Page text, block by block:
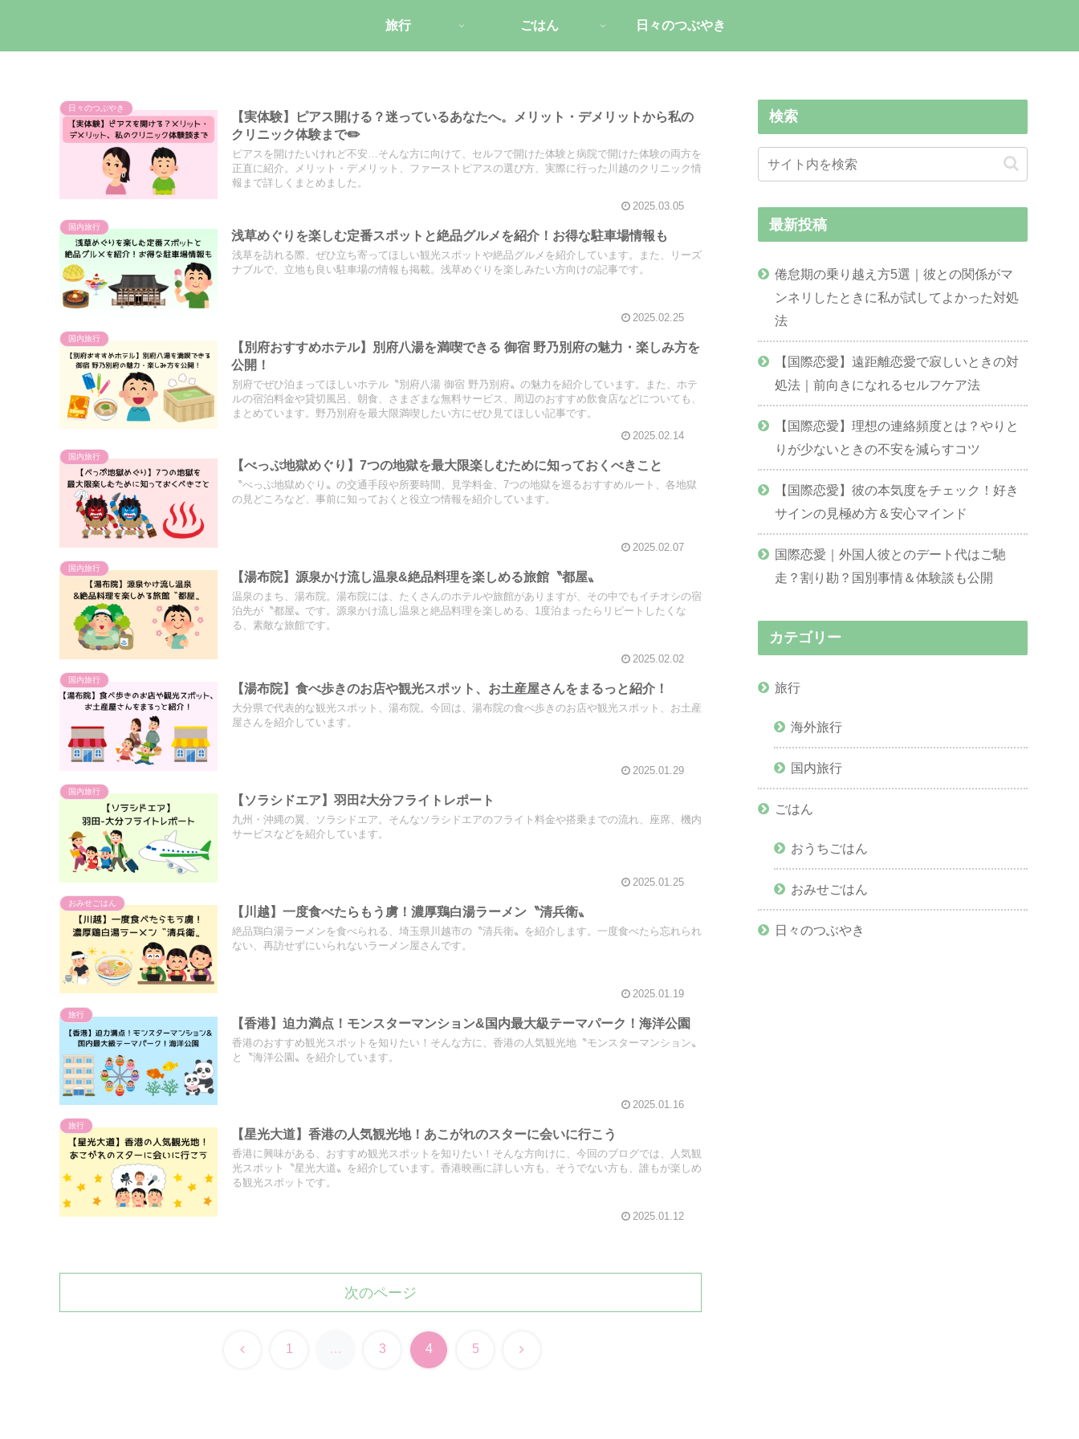
旅行 ごはん 日々のつぶやき
日々のつぶやき
【実体験】ピアス開ける？迷っているあなたへ。メリット・デメリットから私の
クリニック体験まで✏️
ピアスを開けたいけれど不安…そんな方に向けて、セルフで開けた体験と病院で開けた体験の両方を
正直に紹介。メリット・デメリット、ファーストピアスの選び方、実際に行った川越のクリニック情
報まで詳しくまとめました。
2025.03.05
国内旅行
浅草めぐりを楽しむ定番スポットと絶品グルメを紹介！お得な駐車場情報も
浅草を訪れる際、ぜひ立ち寄ってほしい観光スポットや絶品グルメを紹介しています。また、リーズ
ナブルで、立地も良い駐車場の情報も掲載。浅草めぐりを楽しみたい方向けの記事です。
2025.02.25
国内旅行
【別府おすすめホテル】別府八湯を満喫できる 御宿 野乃別府の魅力・楽しみ方を
公開！
別府でぜひ泊まってほしいホテル〝別府八湯 御宿 野乃別府〟の魅力を紹介しています。また、ホテ
ルの宿泊料金や貸切風呂、朝食、さまざまな無料サービス、周辺のおすすめ飲食店などについても、
まとめています。野乃別府を最大限満喫したい方にぜひ見てほしい記事です。
2025.02.14
国内旅行
【べっぷ地獄めぐり】7つの地獄を最大限楽しむために知っておくべきこと
〝べっぷ地獄めぐり〟の交通手段や所要時間、見学料金、7つの地獄を巡るおすすめルート、各地獄
の見どころなど、事前に知っておくと役立つ情報を紹介しています。
2025.02.07
国内旅行
【湯布院】源泉かけ流し温泉&絶品料理を楽しめる旅館〝都屋〟
温泉のまち、湯布院。湯布院には、たくさんのホテルや旅館がありますが、その中でもイチオシの宿
泊先が〝都屋〟です。源泉かけ流し温泉と絶品料理を楽しめる、1度泊まったらリピートしたくな
る、素敵な旅館です。
2025.02.02
国内旅行
【湯布院】食べ歩きのお店や観光スポット、お土産屋さんをまるっと紹介！
大分県で代表的な観光スポット、湯布院。今回は、湯布院の食べ歩きのお店や観光スポット、お土産
屋さんを紹介しています。
2025.01.29
国内旅行
【ソラシドエア】羽田⇄大分フライトレポート
九州・沖縄の翼、ソラシドエア。そんなソラシドエアのフライト料金や搭乗までの流れ、座席、機内
サービスなどを紹介しています。
2025.01.25
おみせごはん
【川越】一度食べたらもう虜！濃厚鶏白湯ラーメン〝清兵衛〟
絶品鶏白湯ラーメンを食べられる、埼玉県川越市の〝清兵衛〟を紹介します。一度食べたら忘れられ
ない、再訪せずにいられないラーメン屋さんです。
2025.01.19
旅行
【香港】迫力満点！モンスターマンション&国内最大級テーマパーク！海洋公園
香港のおすすめ観光スポットを知りたい！そんな方に、香港の人気観光地〝モンスターマンション〟
と〝海洋公園〟を紹介しています。
2025.01.16
旅行
【星光大道】香港の人気観光地！あこがれのスターに会いに行こう
香港に興味がある、おすすめ観光スポットを知りたい！そんな方向けに、今回のブログでは、人気観
光スポット〝星光大道〟を紹介しています。香港映画に詳しい方も、そうでない方も、誰もが楽しめ
る観光スポットです。
2025.01.12
次のページ
前 1 … 3 4 5 次
検索
最新投稿
倦怠期の乗り越え方5選｜彼との関係がマ
ンネリしたときに私が試してよかった対処
法
【国際恋愛】遠距離恋愛で寂しいときの対
処法｜前向きになれるセルフケア法
【国際恋愛】理想の連絡頻度とは？やりと
りが少ないときの不安を減らすコツ
【国際恋愛】彼の本気度をチェック！好き
サインの見極め方＆安心マインド
国際恋愛｜外国人彼とのデート代はご馳
走？割り勘？国別事情＆体験談も公開
カテゴリー
旅行
海外旅行
国内旅行
ごはん
おうちごはん
おみせごはん
日々のつぶやき